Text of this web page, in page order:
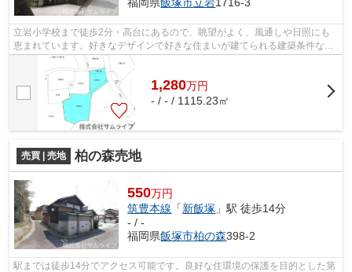
立岩小学校まで徒歩2分・高台にあるので、眺望がよく、風通しや日照にも
恵まれています。好きなデザインで好きな住まいが建てられる建築条件な
し。価格1,280万円でニーズの高い土地で...
1,280万円
- / - / 1115.23㎡
売買 | 売地 柏の森売地
550万円
筑豊本線 「新飯塚 」駅 徒歩14分
- / -
福岡県飯塚市柏の森398-2
駅までは徒歩14分でアクセス可能です。良好な住環境の保護を目的とした第